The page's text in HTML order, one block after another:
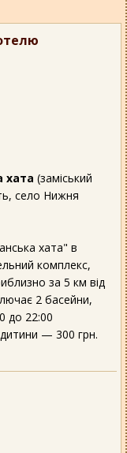
хата (заміський
село Нижня
хата" в
комплекс,
за 5 км від
2 басейни,
до 22:00
— 300 грн.